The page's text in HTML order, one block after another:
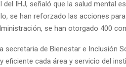
IHJ, señaló que la salud mental
se han reforzado las acciones para
se han otorgado 400
de Bienestar e Inclusión
eficiente cada área y servicio del